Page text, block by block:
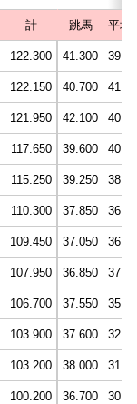
計 跳馬 平均
122.300 41.300
122.150 40.700
121.950 42.100
117.650 39.600
115.250 39.250
110.300 37.850
109.450 37.050
107.950 36.850
106.700 37.550
103.900 37.600
103.200 38.000
100.200 36.700